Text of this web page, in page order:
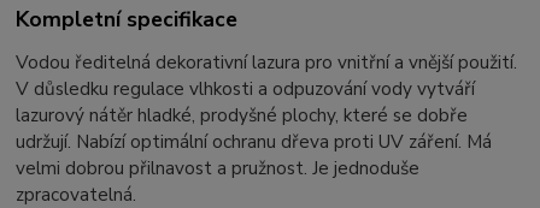
Kompletní specifikace
Vodou ředitelná dekorativní lazura pro vnitřní a vnější použití.
V důsledku regulace vlhkosti a odpuzování vody vytváří
lazurový nátěr hladké, prodyšné plochy, které se dobře
udržují. Nabízí optimální ochranu dřeva proti UV záření. Má
velmi dobrou přilnavost a pružnost. Je jednoduše
zpracovatelná.